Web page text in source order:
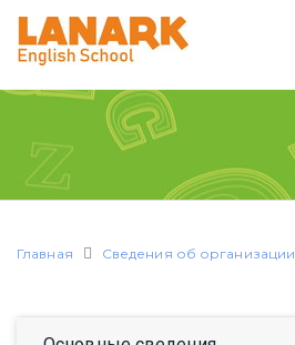
Главная Сведения об организации